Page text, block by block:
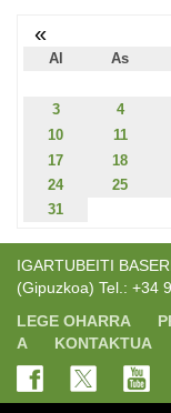
«
Al As
3
4
10
11
17
18
24
25
31
IGARTUBEITI
(Gipuzkoa) Tel.: +34
LEGE OHARRA
A
KONTAKTUA